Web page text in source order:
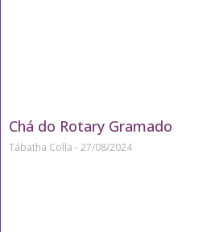
Chá do Rotary Gramado
Tábatha Colla 27/08/2024